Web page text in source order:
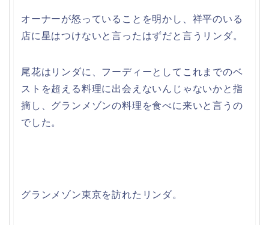
オーナーが怒っていることを明かし、祥平のいる
店に星はつけないと言ったはずだと言うリンダ。
尾花はリンダに、フーディーとしてこれまでのベ
ストを超える料理に出会えないんじゃないかと指
摘し、グランメゾンの料理を食べに来いと言うの
でした。
グランメゾン東京を訪れたリンダ。